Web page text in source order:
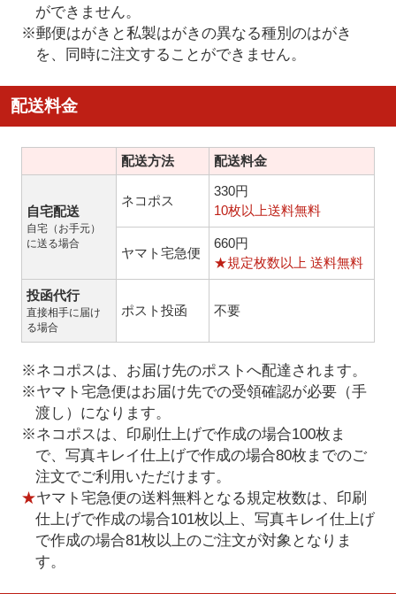
ができません。
※郵便はがきと私製はがきの異なる種別のはがき
を、同時に注文することができません。
配送料金
配送方法 配送料金
自宅配送
自宅（お手元）
に送る場合
ネコポス
330円
10枚以上送料無料
ヤマト宅急便
660円
★規定枚数以上 送料無料
投函代行
直接相手に届け
る場合
ポスト投函 不要
※ネコポスは、お届け先のポストへ配達されます。
※ヤマト宅急便はお届け先での受領確認が必要（手
渡し）になります。
※ネコポスは、印刷仕上げで作成の場合100枚ま
で、写真キレイ仕上げで作成の場合80枚までのご
注文でご利用いただけます。
★ヤマト宅急便の送料無料となる規定枚数は、印刷
仕上げで作成の場合101枚以上、写真キレイ仕上げ
で作成の場合81枚以上のご注文が対象となりま
す。